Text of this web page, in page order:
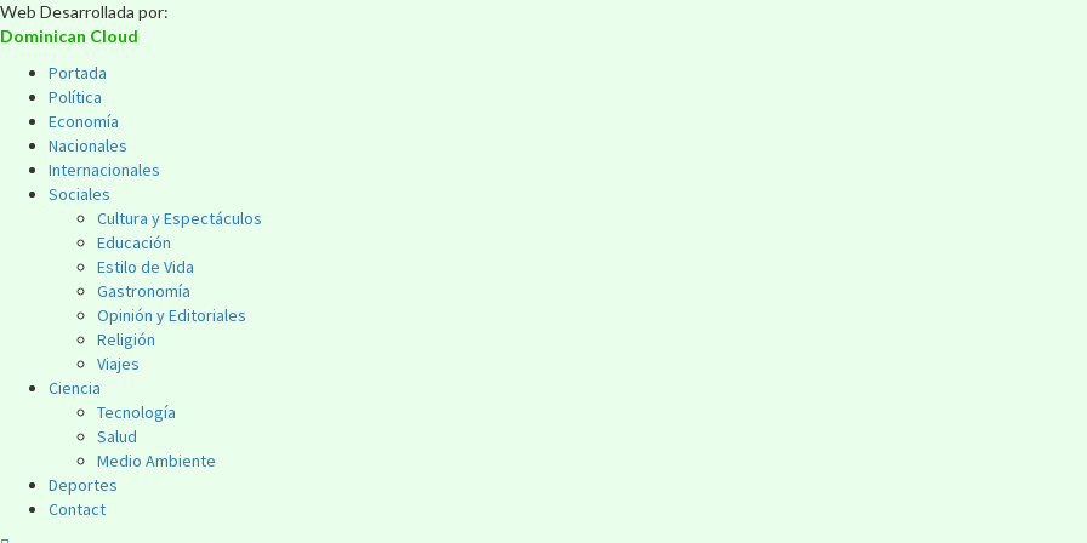
Web Desarrollada por:
Dominican Cloud
Portada
Política
Economía
Nacionales
Internacionales
Sociales
Cultura y Espectáculos
Educación
Estilo de Vida
Gastronomía
Opinión y Editoriales
Religión
Viajes
Ciencia
Tecnología
Salud
Medio Ambiente
Deportes
Contact